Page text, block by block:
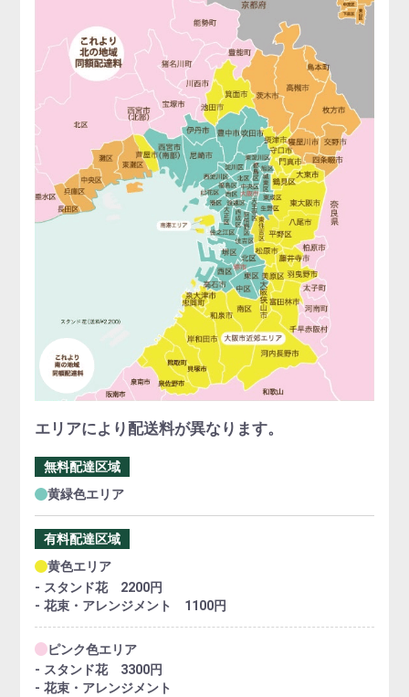
エリアにより配送料が異なります。
無料配達区域
黄緑色エリア
有料配達区域
黄色エリア
- スタンド花 2200円
- 花束・アレンジメント 1100円
ピンク色エリア
- スタンド花 3300円
- 花束・アレンジメント